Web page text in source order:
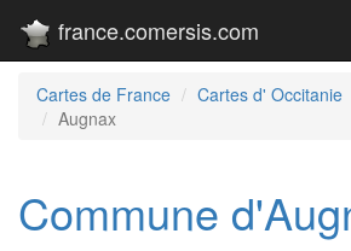
france.comersis.com
Cartes de France Cartes d' Occitanie
Augnax
Commune